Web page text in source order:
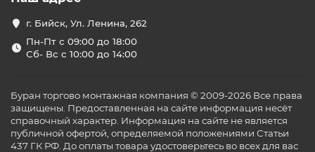
г. Бийск, Ул. Ленина, 262
Пн-Пт с 09:00 до 18:00
Сб- Вс с 10:00 до 14:00
Буран торгово монтажная компания © 2009-2026 Все права
защищены. Предоставленная на сайте информация несёт
справочный характер. Информация на сайте не является
публичной офертой, определяемой положениями Статьи
437 ГК РФ. До оплаты товара удостоверьтесь во всех для вас